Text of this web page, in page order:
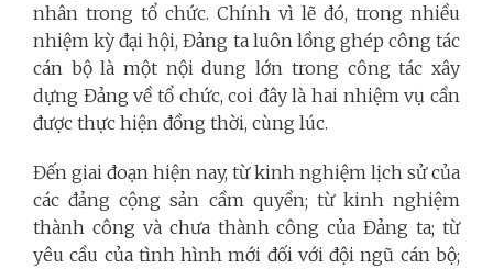
nhân trong tổ chức. Chính vì lẽ đó, trong nhiều
nhiệm kỳ đại hội, Đảng ta luôn lồng ghép công tác
cán bộ là một nội dung lớn trong công tác xây
dựng Đảng về tổ chức, coi đây là hai nhiệm vụ cần
được thực hiện đồng thời, cùng lúc.
Đến giai đoạn hiện nay, từ kinh nghiệm lịch sử của
các đảng cộng sản cầm quyền; từ kinh nghiệm
thành công và chưa thành công của Đảng ta; từ
yêu cầu của tình hình mới đối với đội ngũ cán bộ;